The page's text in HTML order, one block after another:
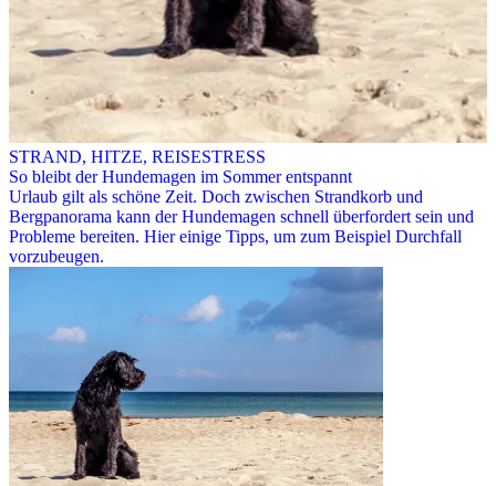
STRAND, HITZE, REISESTRESS
So bleibt der Hundemagen im Sommer entspannt
Urlaub gilt als schöne Zeit. Doch zwischen Strandkorb und
Bergpanorama kann der Hundemagen schnell überfordert sein und
Probleme bereiten. Hier einige Tipps, um zum Beispiel Durchfall
vorzubeugen.